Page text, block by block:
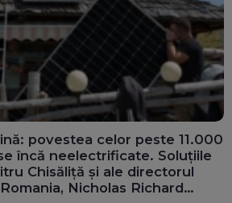
povestea celor peste 11.000
încă neelectrificate. Soluțiile
Chisăliță și ale directorul
Nicholas Richard